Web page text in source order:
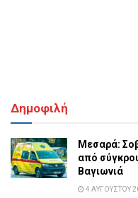
Δημοφιλή
Μεσαρά:
από
Βαγιωνιά
4 ΑΥΓΟΎΣΤΟΥ